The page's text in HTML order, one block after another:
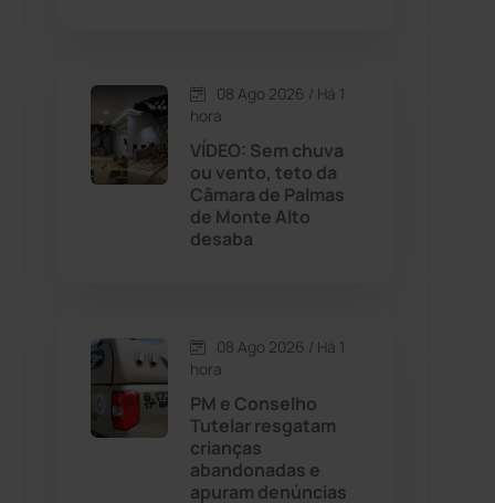
Cordeiros
Dom Basílio (391)
Érico Cardoso
Esportes
08 Ago 2026 / Há 1
hora
VÍDEO: Sem chuva
ou vento, teto da
Câmara de Palmas
de Monte Alto
desaba
08 Ago 2026 / Há 1
hora
PM e Conselho
Tutelar resgatam
crianças
abandonadas e
apuram denúncias